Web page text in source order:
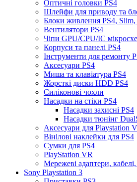
Оптичні головки PS4
Шлейфи для приводу та
Блоки живлення PS4, Slim,
Вентилятори PS4
Чіпи GPU/CPU/IC
Корпуси та панелі PS4
Інструменти для ремонту
Аксесуари PS4
Миша та клавіатура PS4
Жорсткі диски HDD PS4
Силіконові чохли
Насадки на стіки PS4
Насадки захисні PS4
Насадки тюнінг
Аксесуари для Playstation
Вінілові наклейки для PS4
Сумки для PS4
PlayStation VR
Мережеві адаптери,
Sony Playstation 3